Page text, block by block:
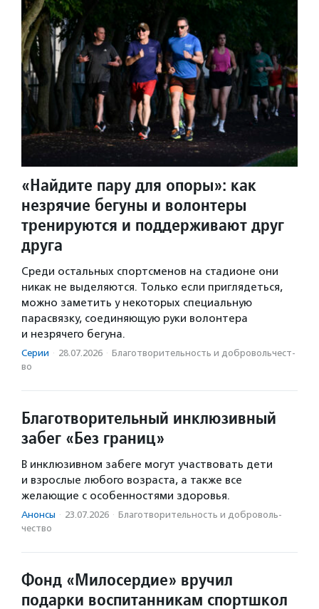
«Найдите пару для опоры»: как
незрячие бегуны и волонтеры
тренируются и поддерживают друг
друга
Среди остальных спортсменов на стадионе они
никак не выделяются. Только если приглядеться,
можно заметить у некоторых специальную
парасвязку, соединяющую руки волонтера
и незрячего бегуна.
Серии · 28.07.2026 · Благотвори­тель­ность и доброволь­чест­
во
Благотворительный инклюзивный
забег «Без границ»
В инклюзивном забеге могут участвовать дети
и взрослые любого возраста, а также все
желающие с особенностями здоровья.
Анонсы · 23.07.2026 · Благотвори­тель­ность и доброволь­
чест­во
Фонд «Милосердие» вручил
подарки воспитанникам спортшкол